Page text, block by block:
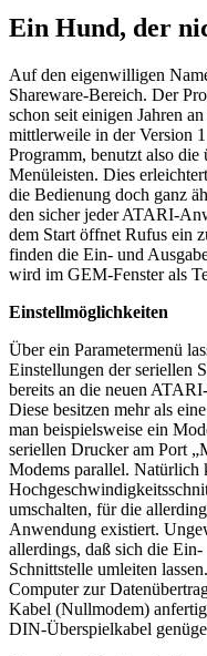
Ein Hund, der
Auf den eigenwilligen
Shareware-Bereich. Der
schon seit einigen Jahren
mittlerweile in der Version
Programm, benutzt also
Menüleisten. Dies
die Bedienung doch ganz
den sicher jeder ATARI-
dem Start öffnet Rufus ein
finden die Ein- und
wird im GEM-Fenster als
Einstellmöglichkeiten
Über ein Parametermenü
Einstellungen der seriellen
bereits an die neuen
Diese besitzen mehr als
man beispielsweise ein
seriellen Drucker am Port
Modems parallel. Natürlich
umschalten, für die
Anwendung existiert.
allerdings, daß sich die
Schnittstelle umleiten
Computer zur
Kabel (Nullmodem)
DIN-Überspielkabel